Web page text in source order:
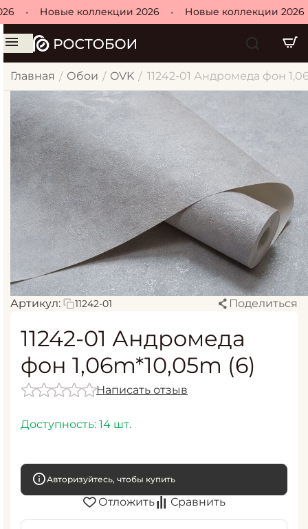
Новые коллекции 2026 Новые коллекции 2026
Главная / Обои / OVK / 11242-01 Андромеда фон
Артикул: 11242-01 Поделиться
11242-01 Андромеда
фон 1,06m*10,05m (6)
Написать отзыв
Доступность: 14 шт.
Авторизуйтесь, чтобы купить
Отложить Сравнить